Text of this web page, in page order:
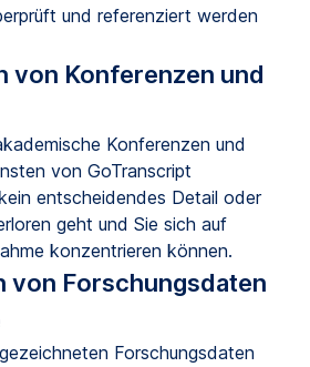
und referenziert werden
von Konferenzen und
Konferenzen und
von GoTranscript
entscheidendes Detail oder
geht und Sie sich auf
konzentrieren können.
von Forschungsdaten
Forschungsdaten